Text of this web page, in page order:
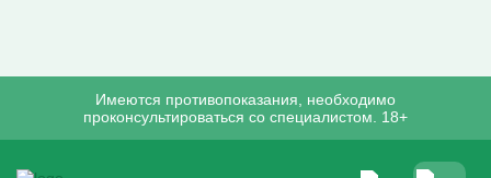
Имеются противопоказания, необходимо
проконсультироваться со специалистом. 18+